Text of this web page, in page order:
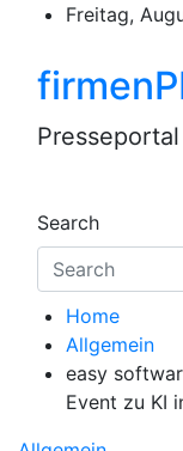
content
Freitag,
Search
Home
Allgemein
easy
Event zu KI